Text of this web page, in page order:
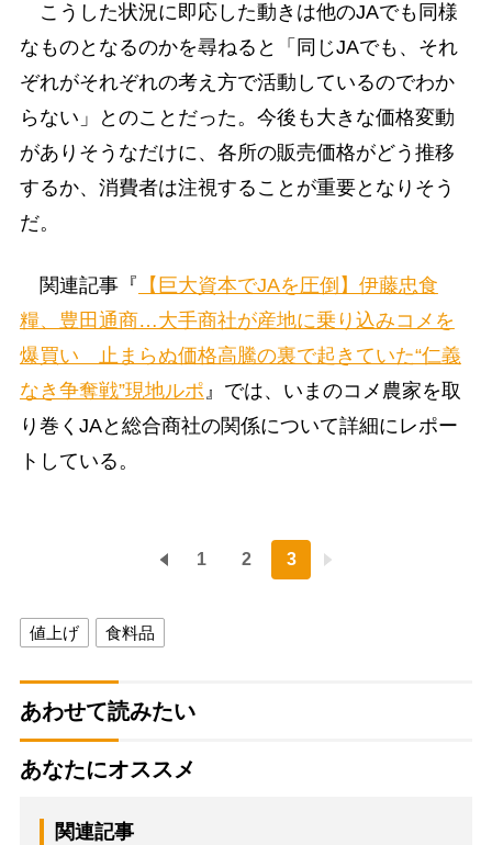
こうした状況に即応した動きは他のJAでも同様
なものとなるのかを尋ねると「同じJAでも、それ
ぞれがそれぞれの考え方で活動しているのでわか
らない」とのことだった。今後も大きな価格変動
がありそうなだけに、各所の販売価格がどう推移
するか、消費者は注視することが重要となりそう
だ。
関連記事『 【巨大資本でJAを圧倒】伊藤忠食
糧、豊田通商…大手商社が産地に乗り込みコメを
爆買い 止まらぬ価格高騰の裏で起きていた“仁義
なき争奪戦”現地ルポ』では、いまのコメ農家を取
り巻くJAと総合商社の関係について詳細にレポー
トしている。
1 2 3
値上げ 食料品
あわせて読みたい
あなたにオススメ
関連記事